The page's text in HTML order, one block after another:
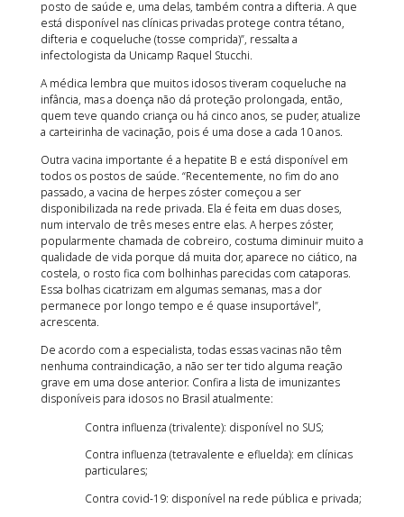
posto de saúde e, uma delas, também contra a difteria. A que
está disponível nas clínicas privadas protege contra tétano,
difteria e coqueluche (tosse comprida)”, ressalta a
infectologista da Unicamp Raquel Stucchi.
A médica lembra que muitos idosos tiveram coqueluche na
infância, mas a doença não dá proteção prolongada, então,
quem teve quando criança ou há cinco anos, se puder, atualize
a carteirinha de vacinação, pois é uma dose a cada 10 anos.
Outra vacina importante é a hepatite B e está disponível em
todos os postos de saúde. “Recentemente, no fim do ano
passado, a vacina de herpes zóster começou a ser
disponibilizada na rede privada. Ela é feita em duas doses,
num intervalo de três meses entre elas. A herpes zóster,
popularmente chamada de cobreiro, costuma diminuir muito a
qualidade de vida porque dá muita dor, aparece no ciático, na
costela, o rosto fica com bolhinhas parecidas com cataporas.
Essa bolhas cicatrizam em algumas semanas, mas a dor
permanece por longo tempo e é quase insuportável”,
acrescenta.
De acordo com a especialista, todas essas vacinas não têm
nenhuma contraindicação, a não ser ter tido alguma reação
grave em uma dose anterior. Confira a lista de imunizantes
disponíveis para idosos no Brasil atualmente:
Contra influenza (trivalente): disponível no SUS;
Contra influenza (tetravalente e efluelda): em clínicas
particulares;
Contra covid-19: disponível na rede pública e privada;